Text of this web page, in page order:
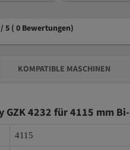
5 ( 0 Bewertungen)
KOMPATIBLE MASCHINEN
GZK 4232 für 4115 mm
4115